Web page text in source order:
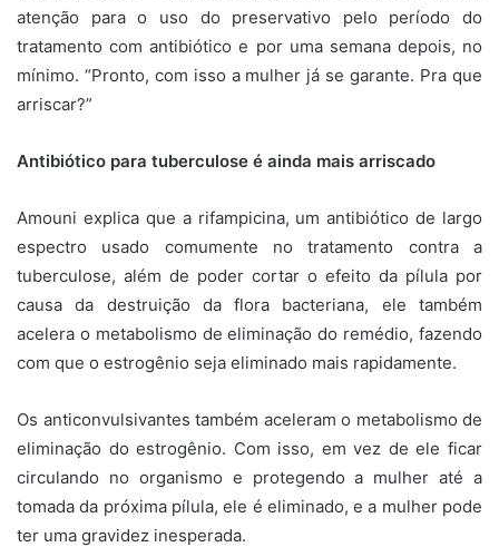
atenção para o uso do preservativo pelo período do
tratamento com antibiótico e por uma semana depois, no
mínimo. “Pronto, com isso a mulher já se garante. Pra que
arriscar?”
Antibiótico para tuberculose é ainda mais arriscado
Amouni explica que a rifampicina, um antibiótico de largo
espectro usado comumente no tratamento contra a
tuberculose, além de poder cortar o efeito da pílula por
causa da destruição da flora bacteriana, ele também
acelera o metabolismo de eliminação do remédio, fazendo
com que o estrogênio seja eliminado mais rapidamente.
Os anticonvulsivantes também aceleram o metabolismo de
eliminação do estrogênio. Com isso, em vez de ele ficar
circulando no organismo e protegendo a mulher até a
tomada da próxima pílula, ele é eliminado, e a mulher pode
ter uma gravidez inesperada.